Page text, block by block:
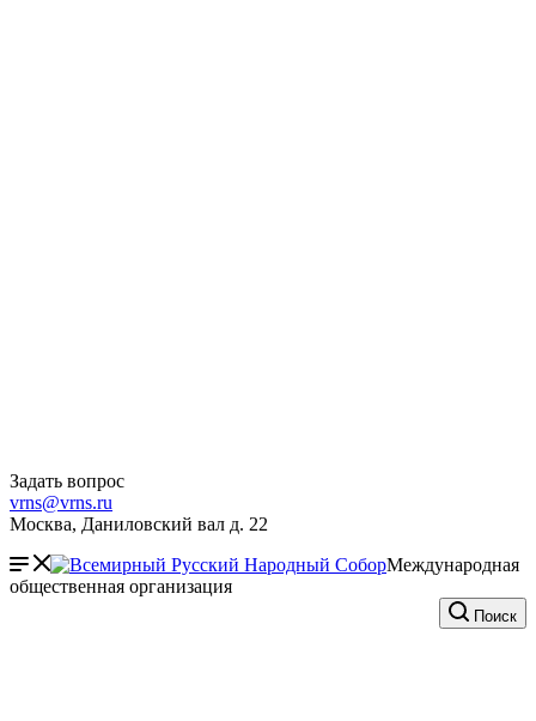
Задать вопрос
vrns@vrns.ru
Москва, Даниловский вал д. 22
Международная
общественная организация
Поиск